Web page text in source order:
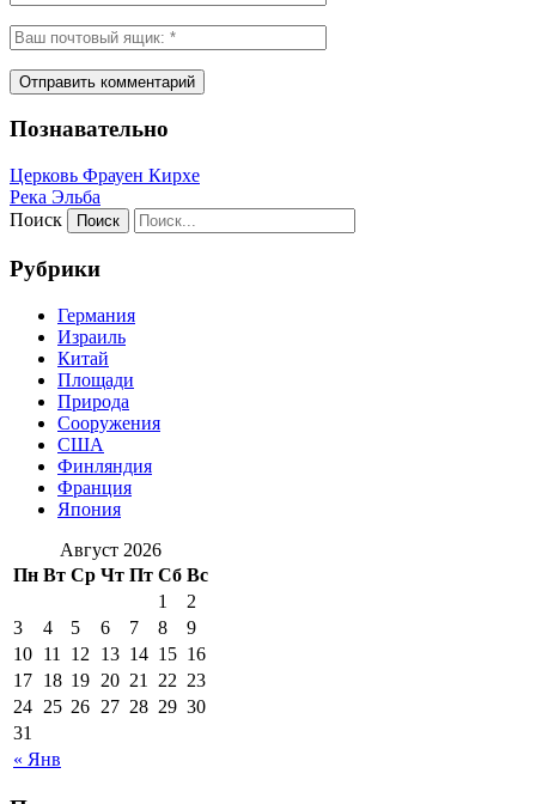
Познавательно
Церковь Фрауен Кирхе
Река Эльба
Поиск
Рубрики
Германия
Израиль
Китай
Площади
Природа
Сооружения
США
Финляндия
Франция
Япония
Август 2026
Пн Вт Ср Чт Пт Сб Вс
« Янв
1
2
3
4 5 6 7 8
9
10 11 12 13 14 15 16
17 18 19 20 21 22 23
24 25 26 27 28 29 30
31